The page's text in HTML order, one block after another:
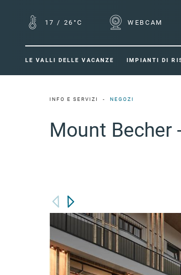
17 / 26°C WEBCAM
LE VALLI DELLE VACANZE IMPIANTI DI
INFO E SERVIZI NEGOZI
Mount Becher